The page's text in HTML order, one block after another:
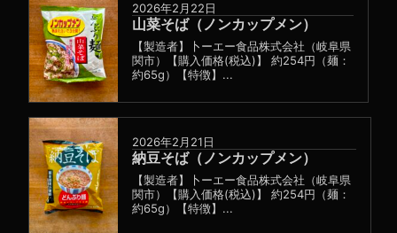
2026年2月22日
山菜そば（ノンカップメン）
【製造者】卜ーエー食品株式会社（岐阜県
関市）【購入価格(税込)】 約254円（麺：
約65g）【特徴】...
2026年2月21日
納豆そば（ノンカップメン）
【製造者】卜ーエー食品株式会社（岐阜県
関市）【購入価格(税込)】 約254円（麺：
約65g）【特徴】...